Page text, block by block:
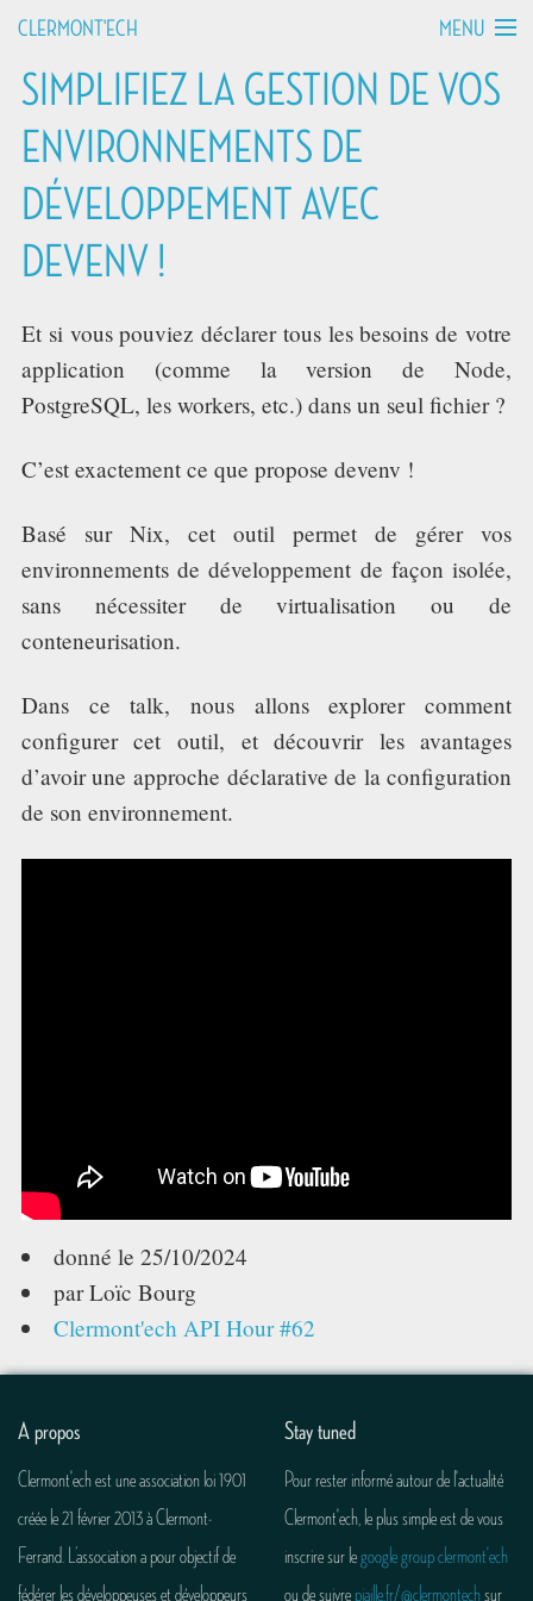
CLERMONT'ECH MENU
MANIFESTO
API HOURS
TALKS
DEVCAMPS
ASSOCIATION
SIMPLIFIEZ LA GESTION DE VOS
ENVIRONNEMENTS DE
DÉVELOPPEMENT AVEC
DEVENV !
Et si vous pouviez déclarer tous les besoins de votre
application (comme la version de Node,
PostgreSQL, les workers, etc.) dans un seul fichier ?
C’est exactement ce que propose devenv !
Basé sur Nix, cet outil permet de gérer vos
environnements de développement de façon isolée,
sans nécessiter de virtualisation ou de
conteneurisation.
Dans ce talk, nous allons explorer comment
configurer cet outil, et découvrir les avantages
d’avoir une approche déclarative de la configuration
de son environnement.
donné le25/10/2024
par Loïc Bourg
Clermont'ech API Hour #62
A propos
Clermont'ech est une association loi 1901
créée le 21 février 2013 à Clermont-
Ferrand. L’association a pour objectif de
fédérer les développeuses et développeurs
Stay tuned
Pour rester informé autour de l'actualité
Clermont'ech, le plus simple est de vous
inscrire sur legoogle group clermont'ech
ou de suivre piaille.fr/@clermontech sur